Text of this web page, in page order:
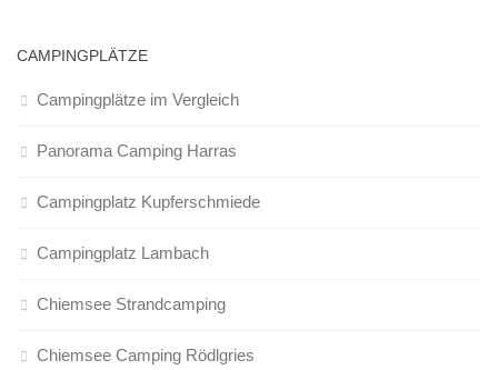
CAMPINGPLÄTZE
Campingplätze im Vergleich
Panorama Camping Harras
Campingplatz Kupferschmiede
Campingplatz Lambach
Chiemsee Strandcamping
Chiemsee Camping Rödlgries